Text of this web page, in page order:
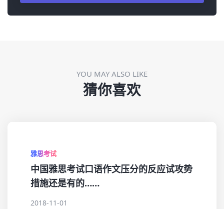
YOU MAY ALSO LIKE
猜你喜欢
雅思考试
中国雅思考试口语作文压分的反应试攻势
措施还是有的……
2018-11-01